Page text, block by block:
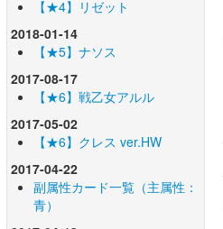
【★4】リゼット
2018-01-14
【★5】ナソス
2017-08-17
【★6】戦乙女アルル
2017-05-02
【★6】クレス ver.HW
2017-04-22
副属性カード一覧（主属性：
青）